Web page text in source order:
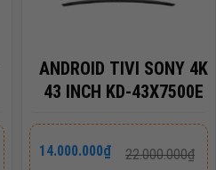
ANDROID TIVI SONY 4K
43 INCH KD-43X7500E
22.000.000₫
gốc
14.000.000₫
hiện